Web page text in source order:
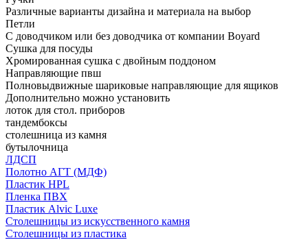
Различные варианты дизайна и материала на выбор
Петли
С доводчиком или без доводчика от компании Boyard
Сушка для посуды
Хромированная сушка с двойным поддоном
Направляющие пвш
Полновыдвижные шариковые направляющие для ящиков
Дополнительно можно установить
лоток для стол. приборов
тандембоксы
столешница из камня
бутылочница
ЛДСП
Полотно АГТ (МДФ)
Пластик HPL
Пленка ПВХ
Пластик Alvic Luxe
Столешницы из искусственного камня
Столешницы из пластика